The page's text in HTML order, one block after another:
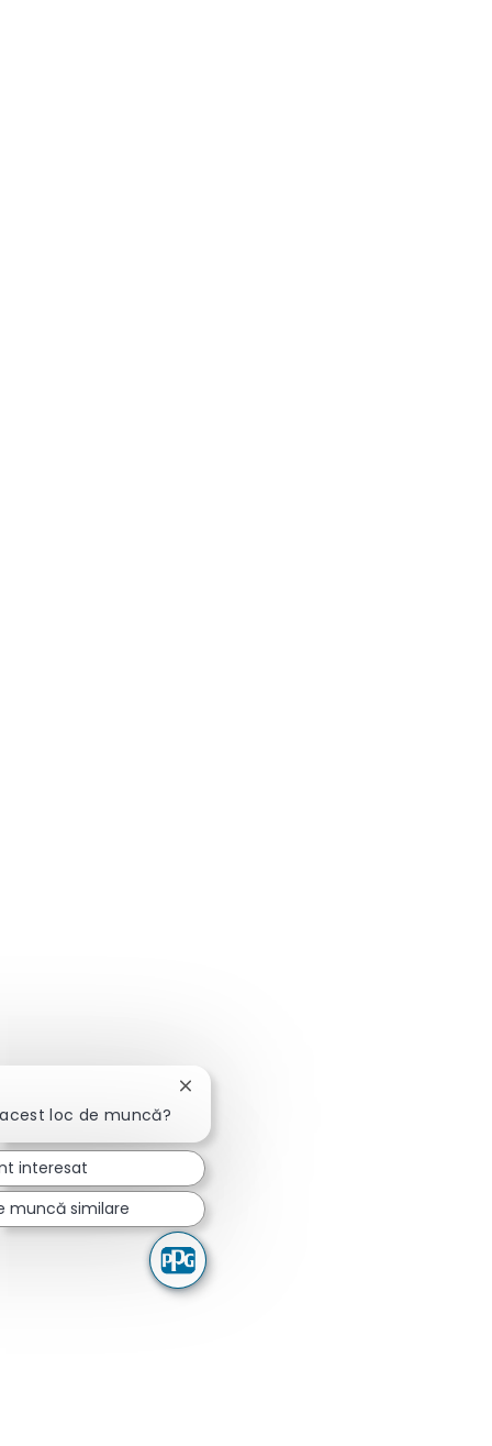
loc de muncă?
Închideți notificarea chatbot-ului
interesat
muncă similare